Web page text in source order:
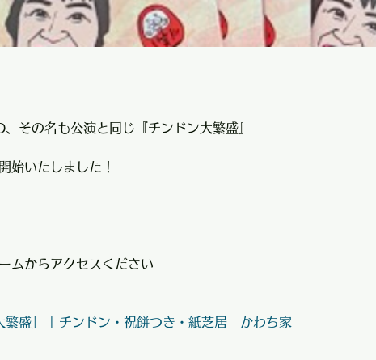
その名も公演と同じ『チンドン大繁盛』
始いたしました！
ムからアクセスください
繁盛」 | チンドン・祝餅つき・紙芝居　かわち家